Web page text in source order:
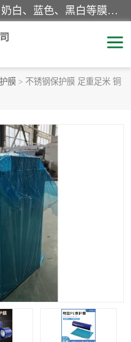
该类保护膜有复合，透明、奶白、蓝色、黑白等膜型。特高粘，高粘，中高粘，中粘，中低粘，低粘等。对于不同的粘力要求有相应的产品相适配。无胶渍残留污染。在较宽的收卷幅度下平整无皱纹，收卷长度大，利于机械化及自动化施工粘贴。为您的产品提供的表面保护解决方案。 产品广泛适用于：铝材、不锈钢、金属、塑料、电子、家电、家具、玻璃、化工材料、装饰材料等。
膜 > 不锈钢保护膜 足重足米 铜
家具保护膜
透明保护膜
乳白保护膜
纯黑保护膜
彩钢板保护膜
两边上胶保护膜
铝板保护膜
一次性隔离膜